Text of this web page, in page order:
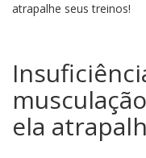
atrapalhe seus treinos!
ela